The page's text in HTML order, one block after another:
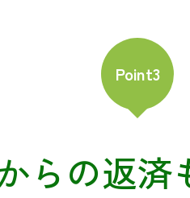
Point3
らの返済